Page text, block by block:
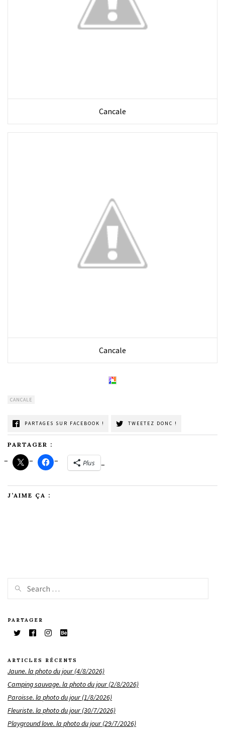
Cancale
Cancale
CANCALE
PARTAGES SUR FACEBOOK ! TWEETEZ DONC !
PARTAGER :
Plus
J’AIME ÇA :
PARTAGER
ARTICLES RÉCENTS
Jaune. la photo du jour (4/8/2026)
Camping sauvage. la photo du jour (2/8/2026)
Paroisse. la photo du jour (1/8/2026)
Fleuriste. la photo du jour (30/7/2026)
Playground love. la photo du jour (29/7/2026)